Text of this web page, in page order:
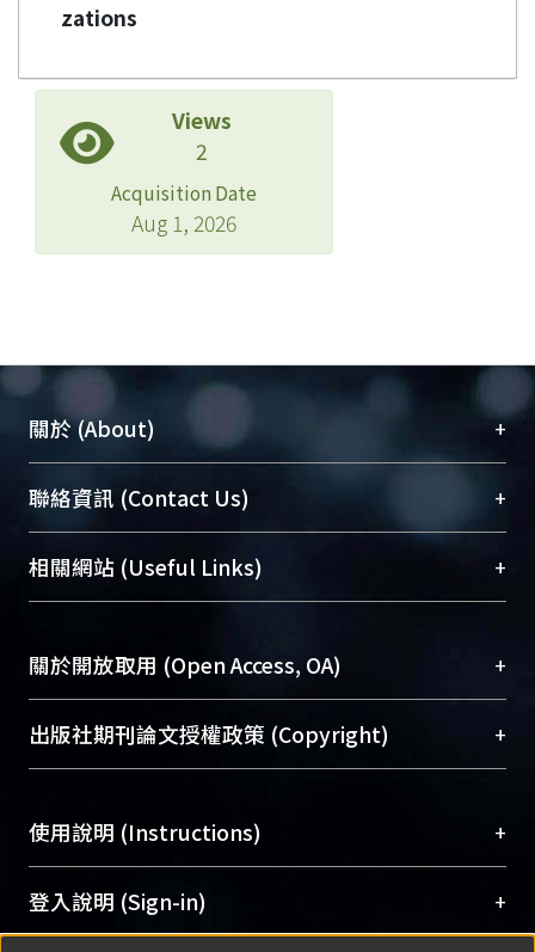
zations
Views
2
Acquisition Date
Aug 1, 2026
關於 (About) +
臺大位居世界頂尖大學之列，為永久珍藏及向國際
展現本校豐碩的研究成果及學術能量，圖書館整合
機構典藏（NTUR）與學術庫（AH）不同功能平
台，成為臺大學術典藏NTU scholars。期能整合研
成果。
To permanently archive and promote researcher
profiles and scholarly works, Library integrates the
services of “NTU Repository” with “Academic
聯絡資訊 (Contact Us) +
總館學科館員(Main Library)
醫學圖書館學科館員(Medical Library)
Sciences Library)
相關網站 (Useful Links) +
關於開放取用 (Open Access, OA) +
開放取用是從使用者角度提升資訊取用性的社會運
動，應用在學術研究上是透過將研究著作公開供使
用逐年攀升。同時可加速研究發展、提升研究影響
Archive）平台。 （點選深入了解OA）
出版社期刊論文授權政策 (Copyright) +
含部分內容的版權非匯入者所有，或由第三方贊
助與合作完成，請確認該版權所有者及第三方同
意提供此授權。
Please represent that the submission is your
使用說明 (Instructions) +
網站簡介(Quickstart Guide)
使用手冊(Instruction Manual)
登入說明 (Sign-in) +